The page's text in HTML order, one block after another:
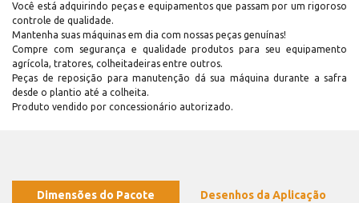
Você está adquirindo peças e equipamentos que passam por um rigoroso
controle de qualidade.
Mantenha suas máquinas em dia com nossas peças genuínas!
Compre com segurança e qualidade produtos para seu equipamento
agrícola, tratores, colheitadeiras entre outros.
Peças de reposição para manutenção dá sua máquina durante a safra
desde o plantio até a colheita.
Produto vendido por concessionário autorizado.
Dimensões do Pacote Desenhos da Aplicação